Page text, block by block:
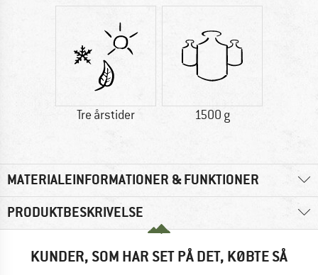
Tre årstider 1500 g
MATERIALEINFORMATIONER & FUNKTIONER
PRODUKTBESKRIVELSE
KUNDER, SOM HAR SET PÅ DET, KØBTE SÅ